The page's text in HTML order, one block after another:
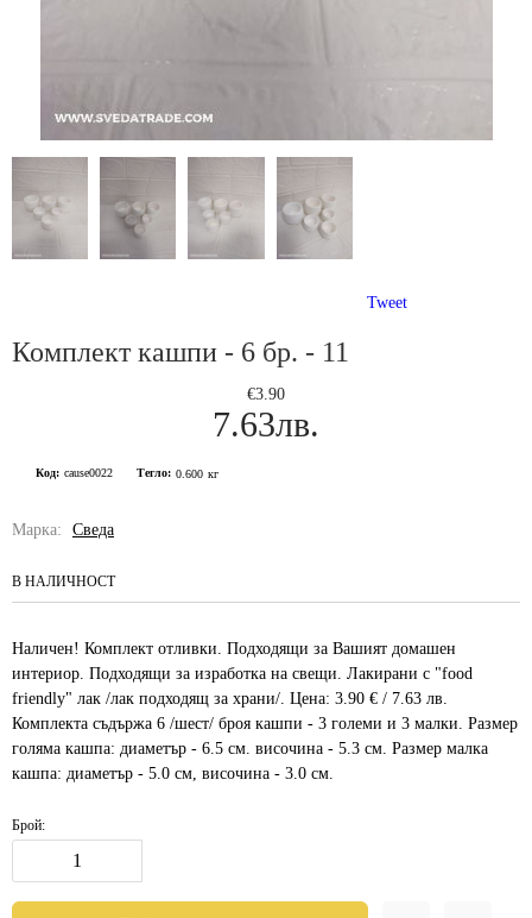
Tweet
Комплект кашпи - 6 бр. - 11
€3.90
7.63лв.
Код: cause0022 Тегло: 0.600 кг
Марка: Сведа
В НАЛИЧНОСТ
Наличен! Комплект отливки. Подходящи за Вашият домашен
интериор. Подходящи за изработка на свещи. Лакирани с "food
friendly" лак /лак подходящ за храни/. Цена: 3.90 € / 7.63 лв.
Комплекта съдържа 6 /шест/ броя кашпи - 3 големи и 3 малки. Размер
голяма кашпа: диаметър - 6.5 см. височина - 5.3 см. Размер малка
кашпа: диаметър - 5.0 см, височина - 3.0 см.
Брой: